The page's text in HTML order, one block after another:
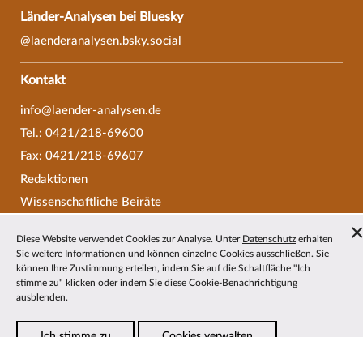
Länder-Analysen bei Bluesky
@laenderanalysen.bsky.social
Kontakt
info@laender-analysen.de
Tel.: 0421/218-69600
Fax: 0421/218-69607
Redaktionen
Wissenschaftliche Beiräte
Datenschutz
—Impressum Barrierefreiheit
Diese Website verwendet Cookies zur Analyse. Unter Datenschutz erhalten
Sie weitere Informationen und können einzelne Cookies ausschließen. Sie
können Ihre Zustimmung erteilen, indem Sie auf die Schaltfläche "Ich
stimme zu" klicken oder indem Sie diese Cookie-Benachrichtigung
ausblenden.